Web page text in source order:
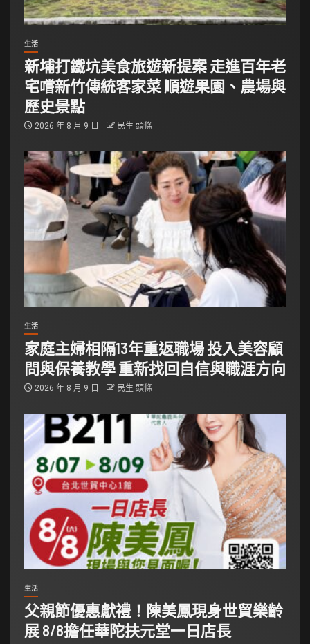
生活
新埔打鐵坑美食旅遊新提案 走進百年老
宅嚐新竹傳統客家菜 順遊果園、農場與
歷史景點
2026 年 8 月 9 日 民生 頭條
生活
家庭主婦相隔13年重返職場 投入美容顧
問與保養教學 重新找回自信與職涯方向
2026 年 8 月 9 日 民生 頭條
生活
父親節優惠獻禮！陳美鳳現身世貿樂齡
展 8/8擔任華陀扶元堂一日店長